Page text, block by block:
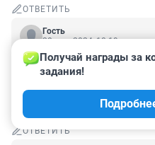
ОТВЕТИТЬ
Гость
28 мая 2024, 10:19
Входит шайка парней (ла-
Человек девятнадцать
И ковбоям они (ла-ла-ла-
Предлагают убраться
ОТВЕТИТЬ
Получай награды за
задания!